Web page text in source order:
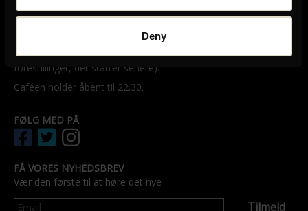
Deny
ÅBNINGSTIDER
Grands billetsalg og café åbner en halv time før første
forestilling – dog senest kl. 11.00.
Billetsalget har åbent til kl. 21.30 (med mindre vi har
forestillinger, der starter senere).
Caféen holder åbent til 22.30.
FØLG MED PÅ
FÅ VORES NYHEDSBREV
Vær den første til at høre det nye
Tilmeld